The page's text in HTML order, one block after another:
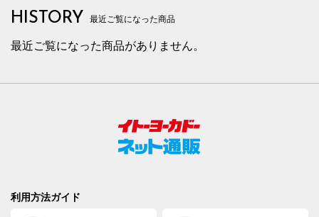
HISTORY 最近ご覧になった商品
最近ご覧になった商品がありません。
利用方法ガイド